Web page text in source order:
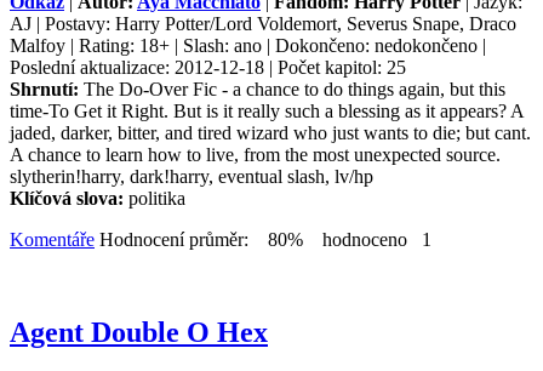
AJ | Postavy: Harry Potter/Lord Voldemort, Severus Snape, Draco
Malfoy | Rating: 18+ | Slash: ano | Dokončeno: nedokončeno |
Poslední aktualizace: 2012-12-18 | Počet kapitol: 25
Shrnutí: The Do-Over Fic - a chance to do things again, but this
time-To Get it Right. But is it really such a blessing as it appears? A
jaded, darker, bitter, and tired wizard who just wants to die; but cant.
A chance to learn how to live, from the most unexpected source.
slytherin!harry, dark!harry, eventual slash, lv/hp
Klíčová slova: politika
Komentáře Hodnocení průměr: 80% hodnoceno 1
Agent Double O Hex